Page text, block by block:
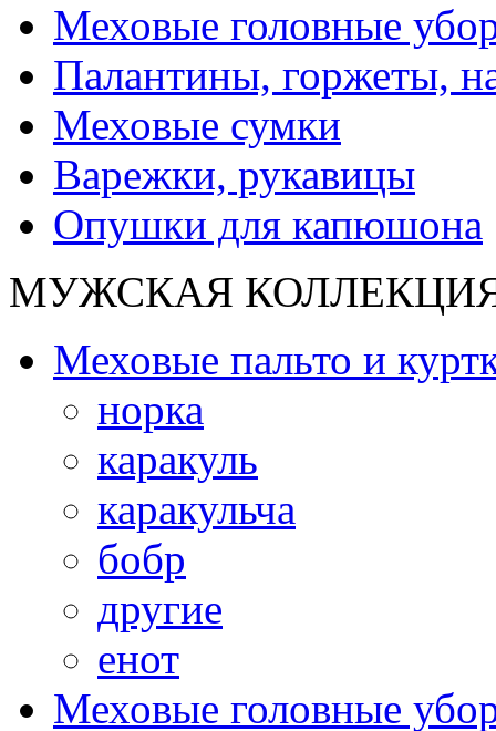
Меховые головные
Палантины, горжеты,
Меховые сумки
Варежки, рукавицы
Опушки для капюшона
МУЖСКАЯ
Меховые пальто и
норка
каракуль
каракульча
бобр
другие
енот
Меховые головные